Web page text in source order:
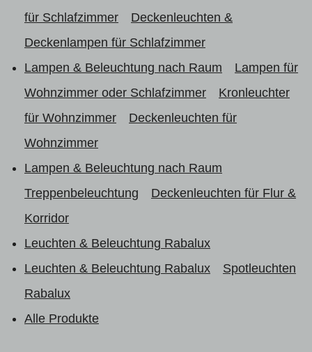
für Schlafzimmer
Deckenleuchten &
Deckenlampen für Schlafzimmer
Lampen & Beleuchtung nach Raum
Lampen für
Wohnzimmer oder Schlafzimmer
Kronleuchter
für Wohnzimmer
Deckenleuchten für
Wohnzimmer
Lampen & Beleuchtung nach Raum
Treppenbeleuchtung
Deckenleuchten für Flur &
Korridor
Leuchten & Beleuchtung Rabalux
Leuchten & Beleuchtung Rabalux
Spotleuchten
Rabalux
Alle Produkte